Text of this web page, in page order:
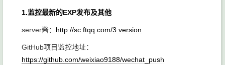
1.监控最新的EXP发布及其他
server酱： http://sc.ftqq.com/3.version
GitHub项目监控地址：
https://github.com/weixiao9188/wechat_push